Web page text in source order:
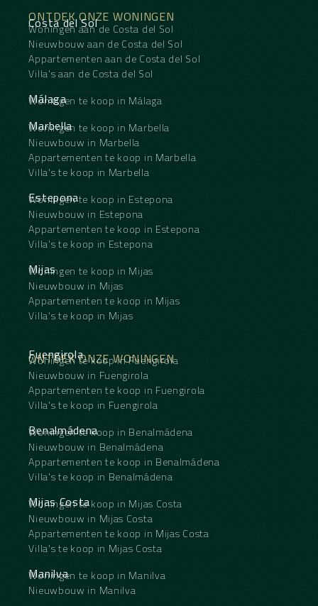
ONTDEK ONZE WONINGEN
Costa del Sol
Woningen aan de Costa del Sol
Nieuwbouw aan de Costa del Sol
Appartementen aan de Costa del Sol
Villa's aan de Costa del Sol
Málaga
Woningen te koop in Málaga
Marbella
Woningen te koop in Marbella
Nieuwbouw in Marbella
Appartementen te koop in Marbella
Villa's te koop in Marbella
Estepona
Woningen te koop in Estepona
Nieuwbouw in Estepona
Appartementen te koop in Estepona
Villa's te koop in Estepona
Mijas
Woningen te koop in Mijas
Nieuwbouw in Mijas
Appartementen te koop in Mijas
Villa's te koop in Mijas
ONTDEK ONZE WONINGEN
Fuengirola
Woningen te koop in Fuengirola
Nieuwbouw in Fuengirola
Appartementen te koop in Fuengirola
Villa's te koop in Fuengirola
Benalmádena
Woningen te koop in Benalmádena
Nieuwbouw in Benalmádena
Appartementen te koop in Benalmádena
Villa's te koop in Benalmádena
Mijas Costa
Woningen te koop in Mijas Costa
Nieuwbouw in Mijas Costa
Appartementen te koop in Mijas Costa
Villa's te koop in Mijas Costa
Manilva
Woningen te koop in Manilva
Nieuwbouw in Manilva